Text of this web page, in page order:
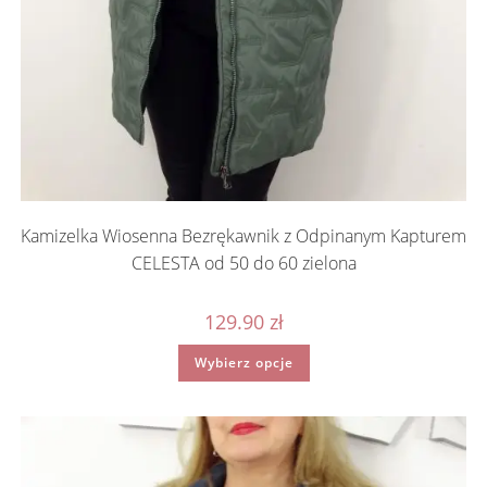
Kamizelka Wiosenna Bezrękawnik z Odpinanym Kapturem
CELESTA od 50 do 60 zielona
129.90 zł
Wybierz opcje
Ten
ma
Opcje
można
wybrać
na